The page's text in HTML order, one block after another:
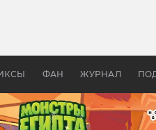
ФАН ЖУРНАЛ
Древней